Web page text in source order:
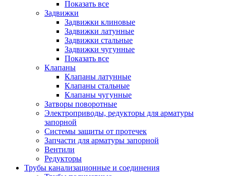
Показать все
Задвижки
Задвижки клиновые
Задвижки латунные
Задвижки стальные
Задвижки чугунные
Показать все
Клапаны
Клапаны латунные
Клапаны стальные
Клапаны чугунные
Затворы поворотные
Электроприводы, редукторы для арматуры
запорной
Системы защиты от протечек
Запчасти для арматуры запорной
Вентили
Редукторы
Трубы канализационные и соединения